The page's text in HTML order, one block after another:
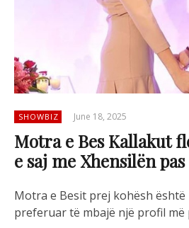
SHOWBIZ June 18, 2025
Motra e Bes Kallakut
e saj me Xhensilën
Motra e Besit prej kohësh
preferuar të mbajë një profil më